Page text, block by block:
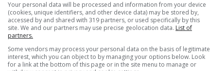
Your personal data will be processed and information from your device
(cookies, unique identifiers, and other device data) may be stored by,
accessed by and shared with 319 partners, or used specifically by this
site. We and our partners may use precise geolocation data. List of
partners.
Some vendors may process your personal data on the basis of legitimate
interest, which you can object to by managing your options below. Look
for a link at the bottom of this page or in the site menu to manage or